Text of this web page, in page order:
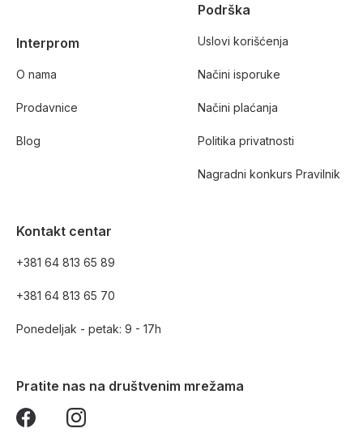
Interprom
O nama
Prodavnice
Blog
Podrška
Uslovi korišćenja
Načini isporuke
Načini plaćanja
Politika privatnosti
Nagradni konkurs Pravilnik
Kontakt centar
+381 64 813 65 89
+381 64 813 65 70
Ponedeljak - petak: 9 - 17h
Pratite nas na društvenim mrežama